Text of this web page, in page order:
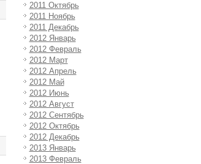
2011 Октябрь
2011 Ноябрь
2011 Декабрь
2012 Январь
2012 Февраль
2012 Март
2012 Апрель
2012 Май
2012 Июнь
2012 Август
2012 Сентябрь
2012 Октябрь
2012 Декабрь
2013 Январь
2013 Февраль